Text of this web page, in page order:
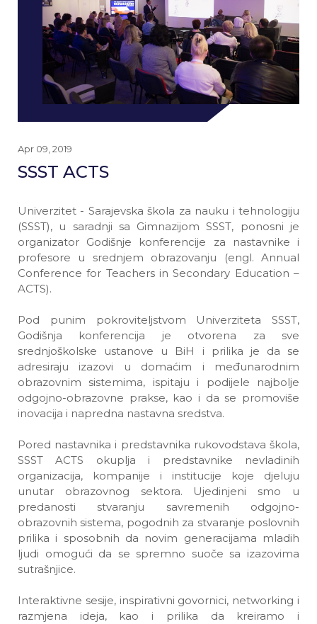
Apr 09, 2019
SSST ACTS
Univerzitet - Sarajevska škola za nauku i tehnologiju
(SSST), u saradnji sa Gimnazijom SSST, ponosni je
organizator Godišnje konferencije za nastavnike i
profesore u srednjem obrazovanju (engl. Annual
Conference for Teachers in Secondary Education –
ACTS).
Pod punim pokroviteljstvom Univerziteta SSST,
Godišnja konferencija je otvorena za sve
srednjoškolske ustanove u BiH i prilika je da se
adresiraju izazovi u domaćim i međunarodnim
obrazovnim sistemima, ispitaju i podijele najbolje
odgojno-obrazovne prakse, kao i da se promoviše
inovacija i napredna nastavna sredstva.
Pored nastavnika i predstavnika rukovodstava škola,
SSST ACTS okuplja i predstavnike nevladinih
organizacija, kompanije i institucije koje djeluju
unutar obrazovnog sektora. Ujedinjeni smo u
predanosti stvaranju savremenih odgojno-
obrazovnih sistema, pogodnih za stvaranje poslovnih
prilika i sposobnih da novim generacijama mladih
ljudi omogući da se spremno suoče sa izazovima
sutrašnjice.
Interaktivne sesije, inspirativni govornici, networking i
razmjena ideja, kao i prilika da kreiramo i